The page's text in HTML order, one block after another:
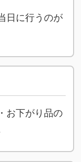
日に行うのが
お下がり品の